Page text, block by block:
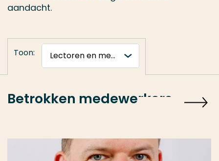
aandacht.
Toon:
Betrokken medewerkers